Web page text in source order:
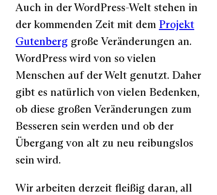
Auch in der WordPress-Welt stehen in
der kommenden Zeit mit dem Projekt
Gutenberg große Veränderungen an.
WordPress wird von so vielen
Menschen auf der Welt genutzt. Daher
gibt es natürlich von vielen Bedenken,
ob diese großen Veränderungen zum
Besseren sein werden und ob der
Übergang von alt zu neu reibungslos
sein wird.
Wir arbeiten derzeit fleißig daran, all